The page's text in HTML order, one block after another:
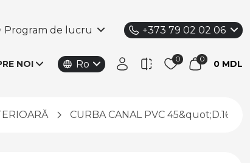
Program de lucru +373 79 02 02 06
NOI Ro 0 MDL
CURBA CANAL PVC 45&quot;D.160